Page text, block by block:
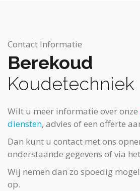
Contact Informatie
Berekoud
Koudetechniek
Wilt u meer informatie over onze
diensten, advies of een offerte
Dan kunt u contact met ons
onderstaande gegevens of via
Wij nemen dan zo spoedig
op.